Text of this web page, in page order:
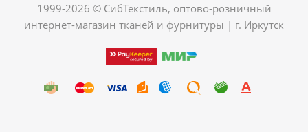
1999-2026 © СибТекстиль, оптово-розничный
интернет-магазин тканей и фурнитуры | г. Иркутск